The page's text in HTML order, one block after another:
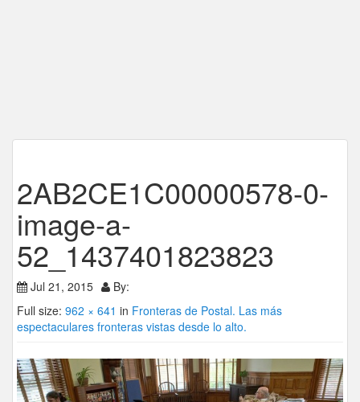
2AB2CE1C00000578-0-
image-a-
52_1437401823823
Jul 21, 2015
By:
Full size: 962 × 641 in Fronteras de Postal. Las más
espectaculares fronteras vistas desde lo alto.